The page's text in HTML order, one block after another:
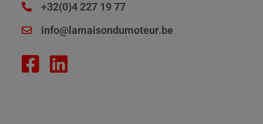
+32(0)4 227 19 77
info@lamaisondumoteur.be